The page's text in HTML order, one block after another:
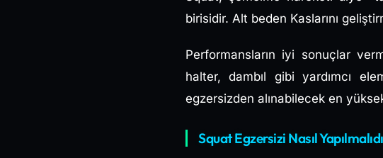
birisidir. Alt beden Kaslarını
Performansların iyi sonuçlar
halter, dambıl gibi yardımcı
egzersizden alınabilecek en
Squat Egzersizi Nasıl